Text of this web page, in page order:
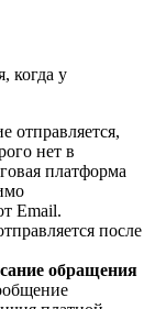
когда у
отправляется,
нет в
платформа
Email.
после
обращения